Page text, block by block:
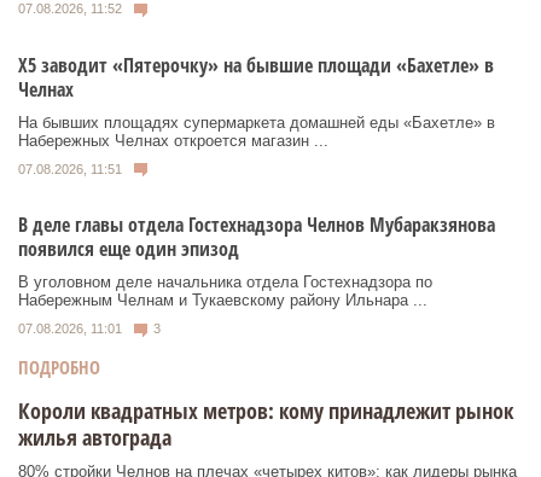
07.08.2026, 11:52
Х5 заводит «Пятерочку» на бывшие площади «Бахетле» в
Челнах
На бывших площадях супермаркета домашней еды «Бахетле» в
Набережных Челнах откроется магазин ...
07.08.2026, 11:51
В деле главы отдела Гостехнадзора Челнов Мубаракзянова
появился еще один эпизод
В уголовном деле начальника отдела Гостехнадзора по
Набережным Челнам и Тукаевскому району Ильнара ...
07.08.2026, 11:01 3
ПОДРОБНО
Короли квадратных метров: кому принадлежит рынок
жилья автограда
80% стройки Челнов на плечах «четырех китов»: как лидеры рынка